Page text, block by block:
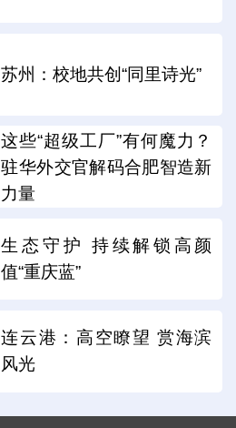
苏州：校地共创“同里诗光”
这些“超级工厂”有何魔力？
驻华外交官解码合肥智造新
力量
生态守护 持续解锁高颜
值“重庆蓝”
连云港：高空瞭望 赏海滨
风光